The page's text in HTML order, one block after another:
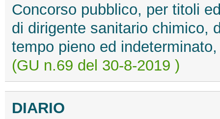
Concorso pubblico, per titoli
di dirigente sanitario chimico,
tempo pieno ed
(GU n.69 del 30-8-2019 )
DIARIO